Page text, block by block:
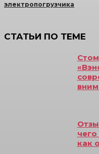
электропогрузчика
СТАТЬИ ПО ТЕМЕ
как